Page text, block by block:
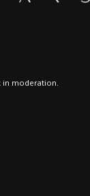
in moderation.